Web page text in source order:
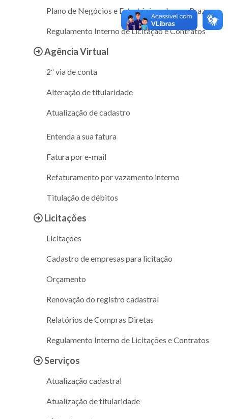
Plano de Negócios e Estratégias a Longo Prazo
Regulamento Interno de Licitação e Contratos
Agência Virtual
2ª via de conta
Alteração de titularidade
Atualização de cadastro
Entenda a sua fatura
Fatura por e-mail
Refaturamento por vazamento interno
Titulação de débitos
Licitações
Licitações
Cadastro de empresas para licitação
Orçamento
Renovação do registro cadastral
Relatórios de Compras Diretas
Regulamento Interno de Licitações e Contratos
Serviços
Atualização cadastral
Atualização de titularidade